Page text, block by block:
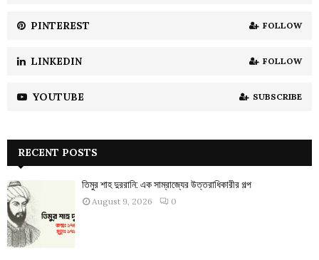
PINTEREST FOLLOW
LINKEDIN FOLLOW
YOUTUBE SUBSCRIBE
RECENT POSTS
তিমুর শাহ দুররানি: এক সাম্রাজ্যের উত্তরাধিকারীর গল্প
August 9, 2026 0